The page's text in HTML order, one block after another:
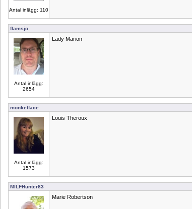
Antal inlägg: 110
flamsjo
Antal inlägg:
2654
Lady Marion
monketface
Antal inlägg:
1573
Louis Theroux
MILFHunter83
Marie Robertson